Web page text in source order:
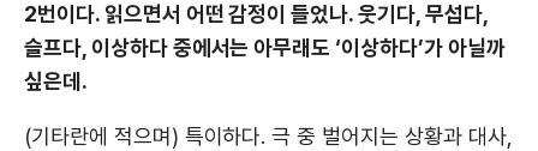
2번이다. 읽으면서 어떤 감정이 들었나. 웃기다, 무섭다,
슬프다, 이상하다 중에서는 아무래도 ‘이상하다’가 아닐까
싶은데.
(기타란에 적으며) 특이하다. 극 중 벌어지는 상황과 대사,